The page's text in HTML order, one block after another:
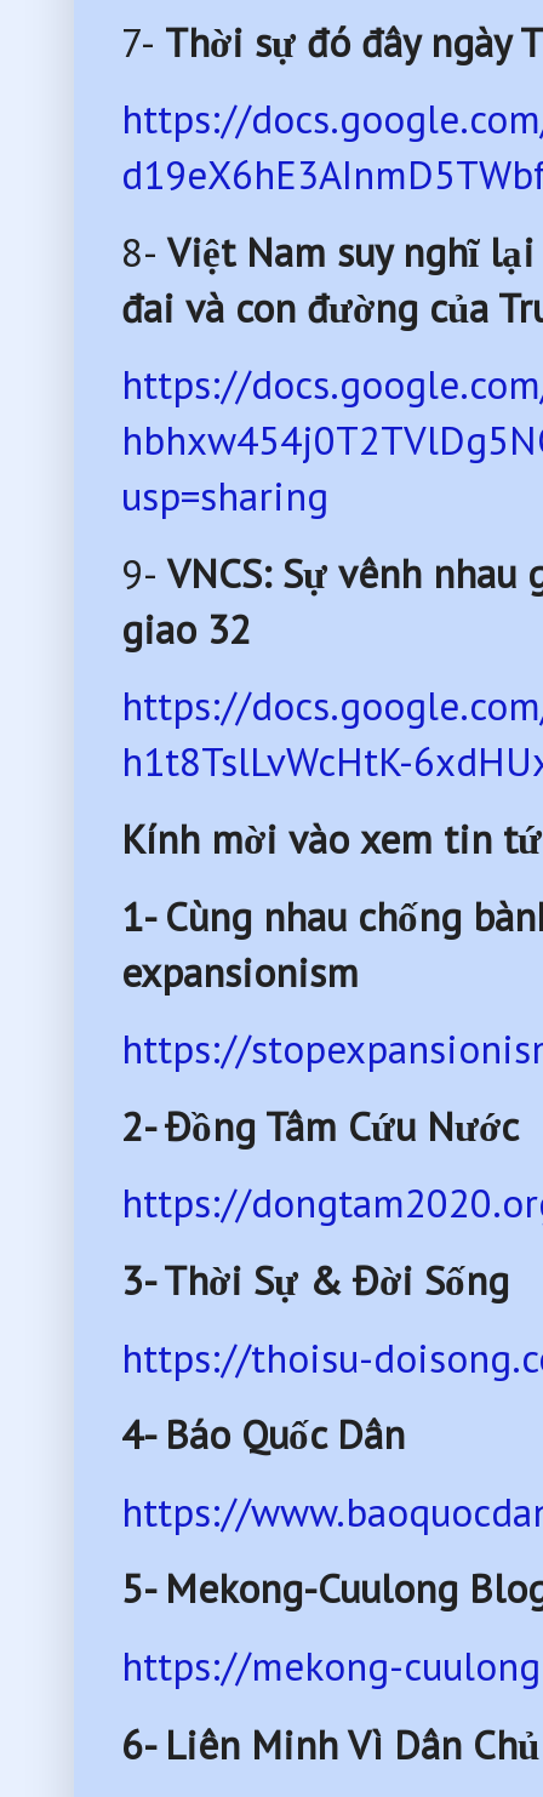
7- Thời sự đó đây ngày
https://
8- Việt Nam suy nghĩ
đai và con đường của
https://
usp=sharing
9- VNCS: Sự vênh
giao 32
https://
h1t8TslLvWcHtK-
Kính mời vào xem tin
1- Cùng nhau chống
expansionism
https://
2- Đồng Tâm Cứu Nước
https://
3- Thời Sự & Đời Sống
https://thoisu-
4- Báo Quốc Dân
https://
5- Mekong-Cuulong
https://mekong-
6- Liên Minh Vì Dân